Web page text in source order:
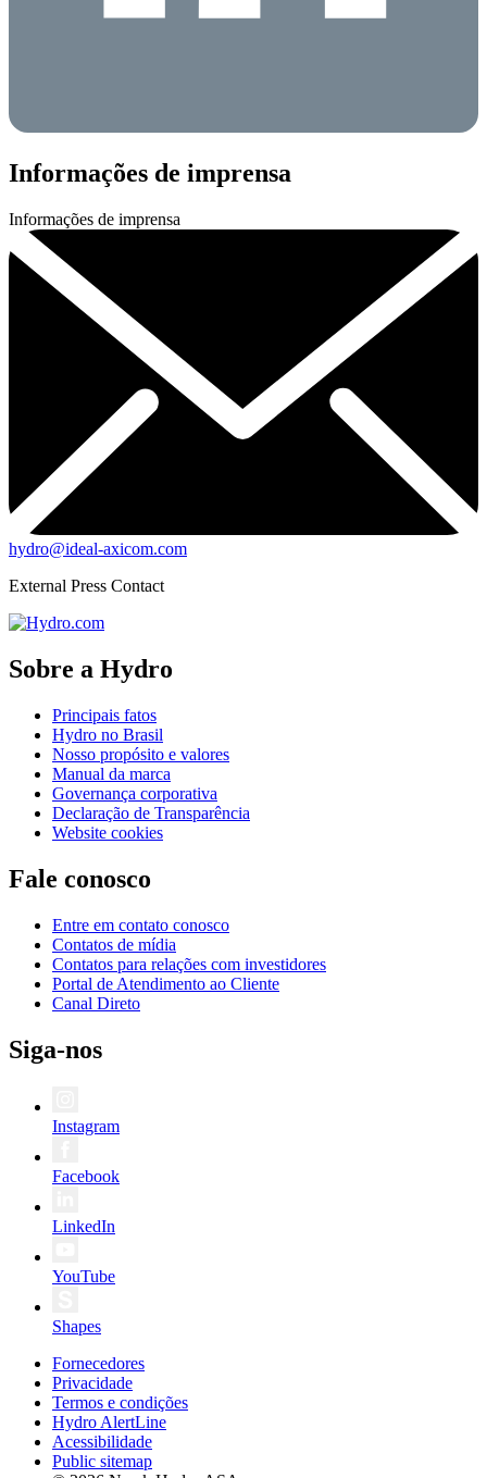
Informações de imprensa
Informações de imprensa
hydro@ideal-axicom.com
External Press Contact
Sobre a Hydro
Principais fatos
Hydro no Brasil
Nosso propósito e valores
Manual da marca
Governança corporativa
Declaração de Transparência
Website cookies
Fale conosco
Entre em contato conosco
Contatos de mídia
Contatos para relações com investidores
Portal de Atendimento ao Cliente
Canal Direto
Siga-nos
Instagram
Facebook
LinkedIn
YouTube
Shapes
Fornecedores
Privacidade
Termos e condições
Hydro AlertLine
Acessibilidade
Public sitemap